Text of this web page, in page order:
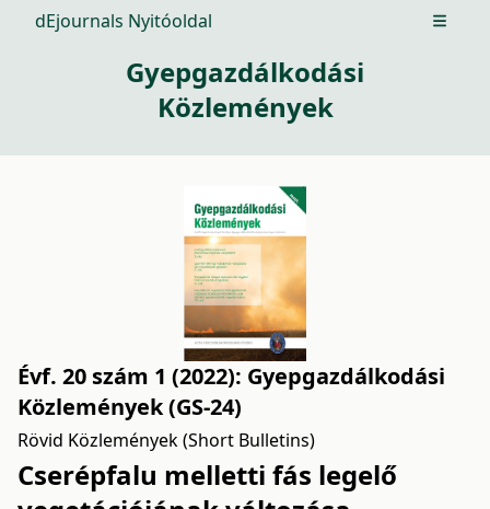
dEjournals Nyitóoldal Open
Gyepgazdálkodási
Közlemények
Évf. 20 szám 1 (2022): Gyepgazdálkodási
Közlemények (GS-24)
Rövid Közlemények (Short Bulletins)
Cserépfalu melletti fás legelő